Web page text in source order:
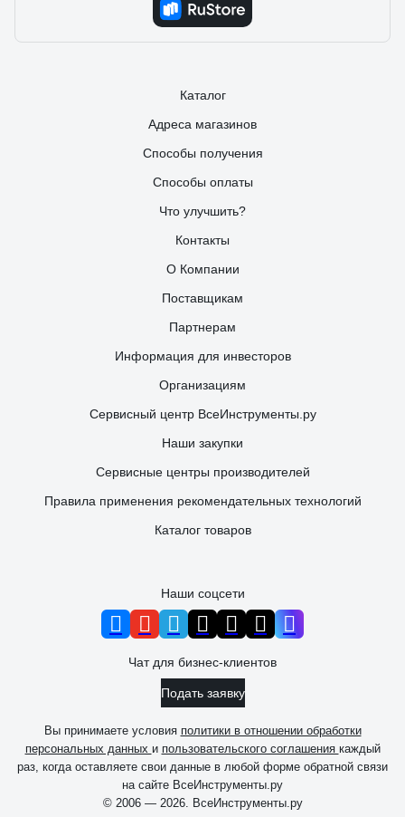
Каталог
Адреса магазинов
Способы получения
Способы оплаты
Что улучшить?
Контакты
О Компании
Поставщикам
Партнерам
Информация для инвесторов
Организациям
Сервисный центр ВсеИнструменты.ру
Наши закупки
Сервисные центры производителей
Правила применения рекомендательных технологий
Каталог товаров
Наши соцсети
Чат для бизнес-клиентов
Подать заявку
Вы принимаете условия политики в отношении обработки
персональных данных и пользовательского соглашения каждый
раз, когда оставляете свои данные в любой форме обратной связи
на сайте ВсеИнструменты.ру
© 2006 — 2026. ВсеИнструменты.ру